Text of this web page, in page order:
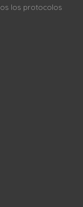
los protocolos